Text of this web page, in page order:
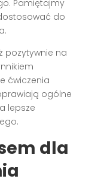
Pamiętajmy
do
pozytywnie na
ćwiczenia
ogólne
lepsze
dla